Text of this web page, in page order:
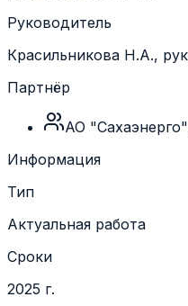
Руководитель
Красильникова Н.А.,
Партнёр
АО
Информация
Тип
Актуальная работа
Сроки
2025 г.